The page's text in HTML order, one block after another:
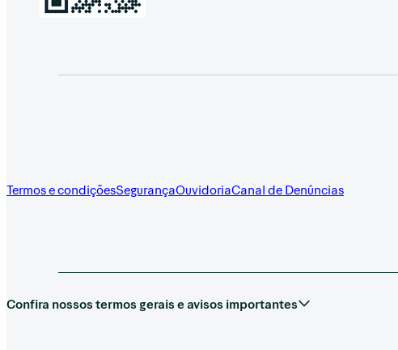
Termos e condiçõesSegurançaOuvidoriaCanal de Denúncias
Confira nossos termos gerais e avisos importantes